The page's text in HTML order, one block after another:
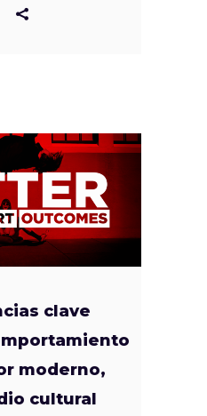
clave
moderno,
cultural